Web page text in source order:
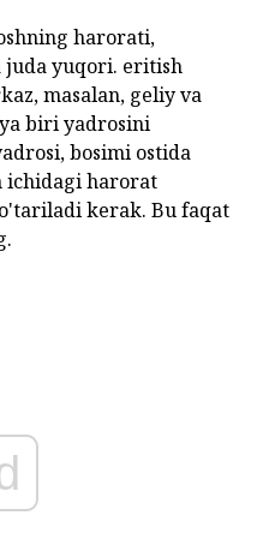
harorati,
yuqori. eritish
masalan, geliy va
biri yadrosini
bosimi ostida
ichidagi harorat
kerak. Bu faqat